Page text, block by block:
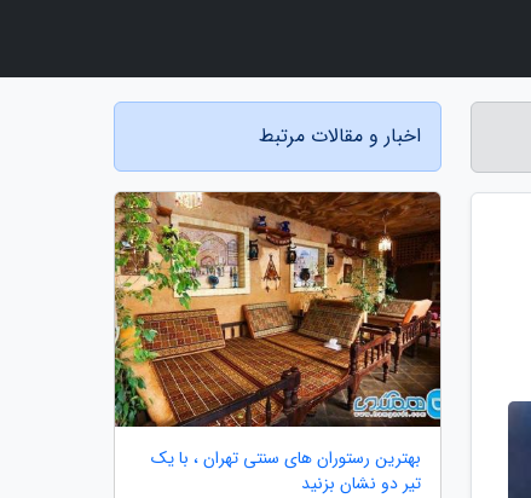
اخبار و مقالات مرتبط
بهترین رستوران های سنتی تهران ، با یک
تیر دو نشان بزنید